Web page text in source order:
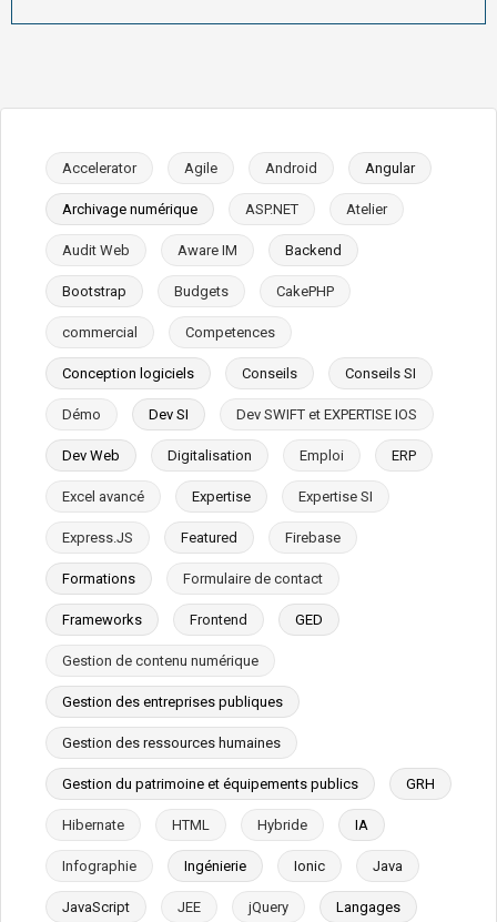
Accelerator Agile Android Angular
Archivage numérique ASP.NET Atelier
Audit Web Aware IM Backend
Bootstrap Budgets CakePHP
commercial Competences
Conception logiciels Conseils Conseils SI
Démo Dev SI Dev SWIFT et EXPERTISE IOS
Dev Web Digitalisation Emploi ERP
Excel avancé Expertise Expertise SI
Express.JS Featured Firebase
Formations Formulaire de contact
Frameworks Frontend GED
Gestion de contenu numérique
Gestion des entreprises publiques
Gestion des ressources humaines
Gestion du patrimoine et équipements publics GRH
Hibernate HTML Hybride IA
Infographie Ingénierie Ionic Java
JavaScript JEE jQuery Langages